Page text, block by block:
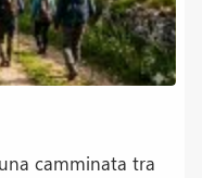
camminata tra